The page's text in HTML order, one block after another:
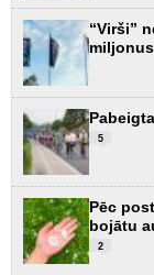
“Virši”
5
Pēc
bojātu
2